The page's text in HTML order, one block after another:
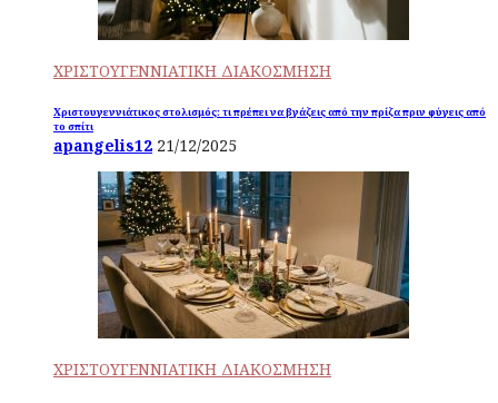
ΧΡΙΣΤΟΥΓΕΝΝΙΑΤΙΚΗ ΔΙΑΚΟΣΜΗΣΗ
Χριστουγεννιάτικος στολισμός: τι πρέπει να βγάζεις από την πρίζα πριν φύγεις από
το σπίτι
apangelis12 21/12/2025
ΧΡΙΣΤΟΥΓΕΝΝΙΑΤΙΚΗ ΔΙΑΚΟΣΜΗΣΗ